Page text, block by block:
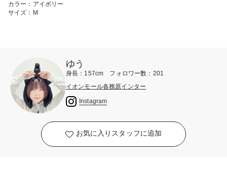
カラー：アイボリー
サイズ：M
ゆう
身長：157cm フォロワー数：201
イオンモール各務原インター
Instagram
お気に入りスタッフに追加